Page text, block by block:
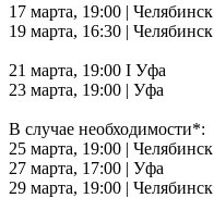
17 марта, 19:00 | Челябинск
19 марта, 16:30 | Челябинск
21 марта, 19:00 I Уфа
23 марта, 19:00 | Уфа
В случае необходимости*:
25 марта, 19:00 | Челябинск
27 марта, 17:00 | Уфа
29 марта, 19:00 | Челябинск